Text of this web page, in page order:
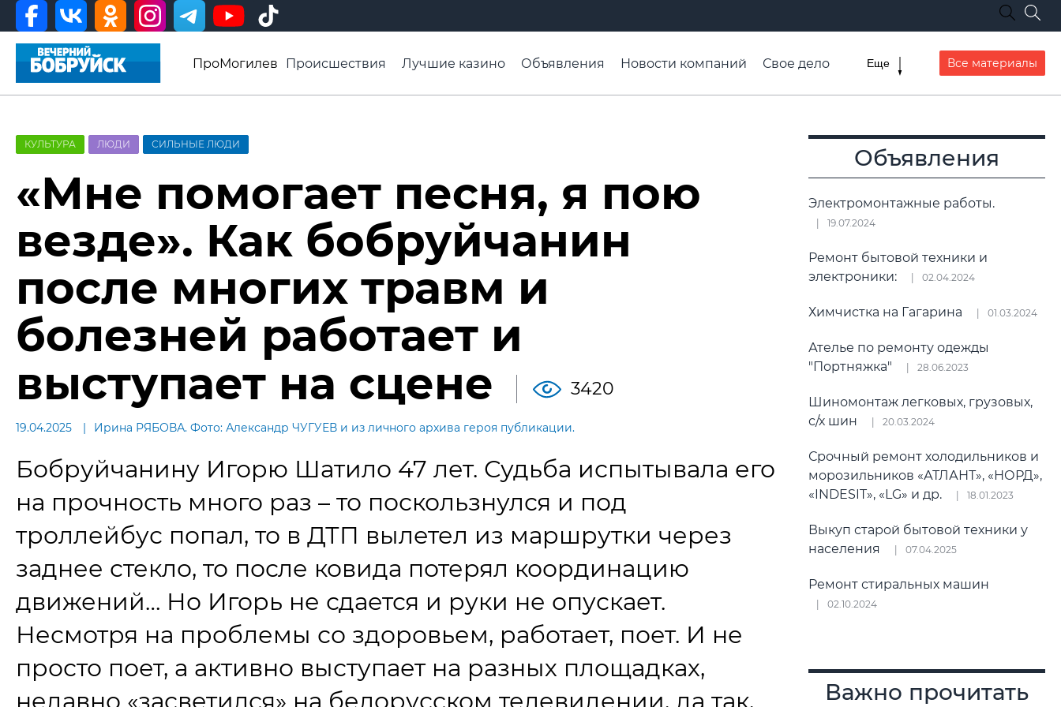
ПроМогилев Происшествия Лучшие казино Объявления Новости компаний
Свое дело
Видео ВБ
Еще Все материалы
КУЛЬТУРА ЛЮДИ СИЛЬНЫЕ ЛЮДИ
«Мне помогает песня, я пою
везде». Как бобруйчанин
после многих травм и
болезней работает и
выступает на сцене
3420
19.04.2025 Ирина РЯБОВА. Фото: Александр ЧУГУЕВ и из личного архива героя публикации.
Бобруйчанину Игорю Шатило 47 лет. Судьба испытывала его
на прочность много раз – то поскользнулся и под
троллейбус попал, то в ДТП вылетел из маршрутки через
заднее стекло, то после ковида потерял координацию
движений… Но Игорь не сдается и руки не опускает.
Несмотря на проблемы со здоровьем, работает, поет. И не
просто поет, а активно выступает на разных площадках,
Объявления
Электромонтажные работы.
19.07.2024
Ремонт бытовой техники и
электроники:
02.04.2024
Химчистка на Гагарина 01.03.2024
Ателье по ремонту одежды
"Портняжка"
28.06.2023
Шиномонтаж легковых, грузовых,
с/х шин
20.03.2024
Срочный ремонт холодильников и
морозильников «АТЛАНТ», «НОРД»,
«INDESIT», «LG» и др.
18.01.2023
Выкуп старой бытовой техники у
населения
07.04.2025
Ремонт стиральных машин
02.10.2024
Важно прочитать